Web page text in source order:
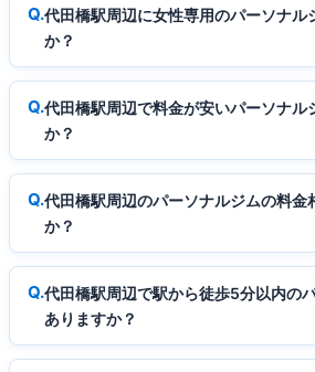
代田橋駅周辺に女性専用のパーソナル
か？
代田橋駅周辺で料金が安いパーソナル
か？
代田橋駅周辺のパーソナルジムの料金
か？
代田橋駅周辺で駅から徒歩5分以内の
ありますか？